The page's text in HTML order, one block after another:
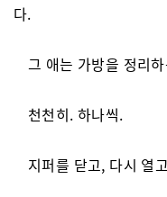
다.
그 애는 가방을 정리
천천히. 하나씩.
지퍼를 닫고, 다시 열